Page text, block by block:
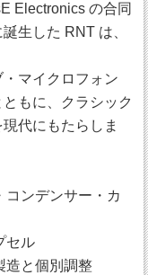
Electronics の合同
生した RNT は、
マイクロフォン
もに、クラシック
代にもたらしま
ンデンサー・カ
セル
造と個別調整